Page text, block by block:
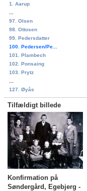
1. Aarup
97. Olsen
98. Ottosen
99. Pedersdatter
100. Pedersen/Pe...
101. Plambech
102. Ponsaing
103. Prytz
127. Øyås
Tilfældigt billede
Konfirmation på
Søndergård, Egebjerg -